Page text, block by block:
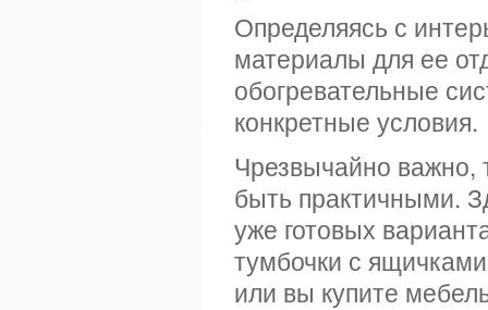
Определяясь с
материалы для ее
обогревательные
конкретные условия.
Чрезвычайно
быть практичными.
уже готовых
тумбочки с
или вы купите